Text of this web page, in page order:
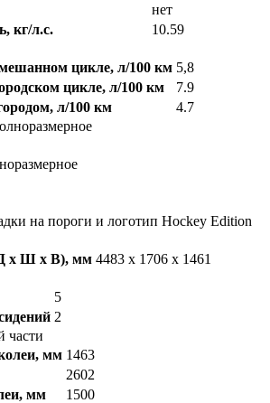
нет
кг/л.с.
10.59
цикле, л/100 км 5,8
цикле, л/100 км
7.9
л/100 км
4.7
на пороги и логотип Hockey Edition
x Ш x В), мм 4483 x 1706 x 1461
5
2
части
мм 1463
2602
мм
1500